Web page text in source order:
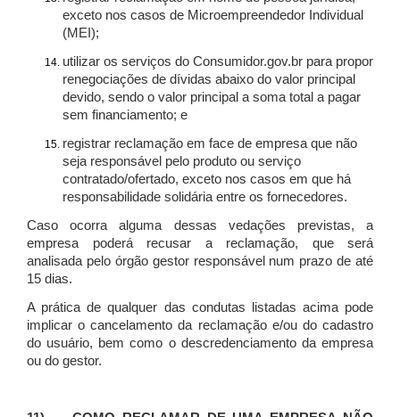
exceto nos casos de Microempreendedor Individual
(MEI);
utilizar os serviços do Consumidor.gov.br para propor
renegociações de dívidas abaixo do valor principal
devido, sendo o valor principal a soma total a pagar
sem financiamento; e
registrar reclamação em face de empresa que não
seja responsável pelo produto ou serviço
contratado/ofertado, exceto nos casos em que há
responsabilidade solidária entre os fornecedores.
Caso ocorra alguma dessas vedações previstas, a
empresa poderá recusar a reclamação, que será
analisada pelo órgão gestor responsável num prazo de até
15 dias.
A prática de qualquer das condutas listadas acima pode
implicar o cancelamento da reclamação e/ou do cadastro
do usuário, bem como o descredenciamento da empresa
ou do gestor.